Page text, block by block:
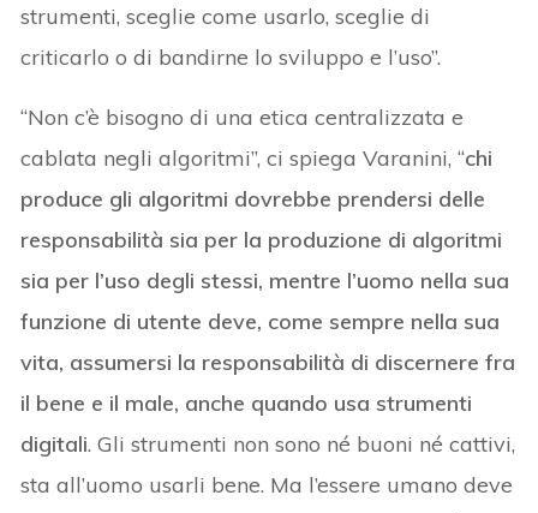
strumenti, sceglie come usarlo, sceglie di
criticarlo o di bandirne lo sviluppo e l’uso”.
“Non c’è bisogno di una etica centralizzata e
cablata negli algoritmi”, ci spiega Varanini, “chi
produce gli algoritmi dovrebbe prendersi delle
responsabilità sia per la produzione di algoritmi
sia per l’uso degli stessi, mentre l’uomo nella sua
funzione di utente deve, come sempre nella sua
vita, assumersi la responsabilità di discernere fra
il bene e il male, anche quando usa strumenti
digitali. Gli strumenti non sono né buoni né cattivi,
sta all’uomo usarli bene. Ma l’essere umano deve